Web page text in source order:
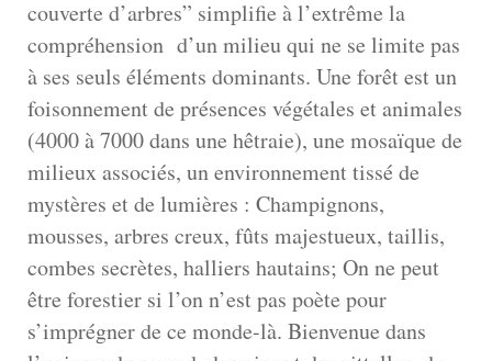
couverte d’arbres” simplifie à l’extrême la
compréhension d’un milieu qui ne se limite pas
à ses seuls éléments dominants. Une forêt est un
foisonnement de présences végétales et animales
(4000 à 7000 dans une hêtraie), une mosaïque de
milieux associés, un environnement tissé de
mystères et de lumières : Champignons,
mousses, arbres creux, fûts majestueux, taillis,
combes secrètes, halliers hautains; On ne peut
être forestier si l’on n’est pas poète pour
s’imprégner de ce monde-là. Bienvenue dans